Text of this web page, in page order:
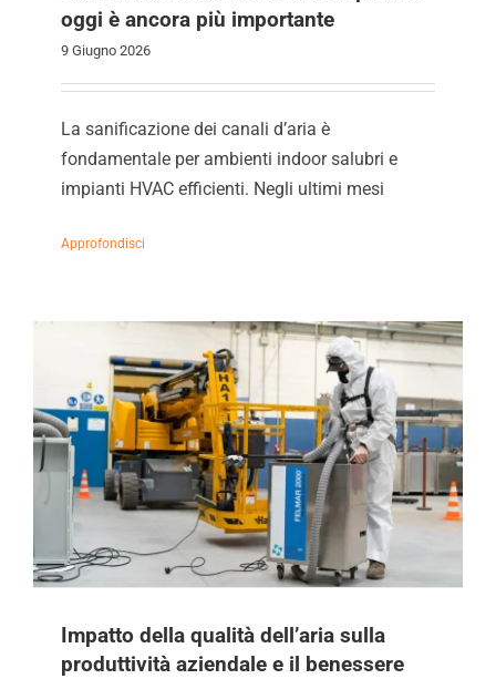
oggi è ancora più importante
9 Giugno 2026
La sanificazione dei canali d’aria è
fondamentale per ambienti indoor salubri e
impianti HVAC efficienti. Negli ultimi mesi
Impatto della qualità dell’aria sulla
produttività aziendale e il benessere